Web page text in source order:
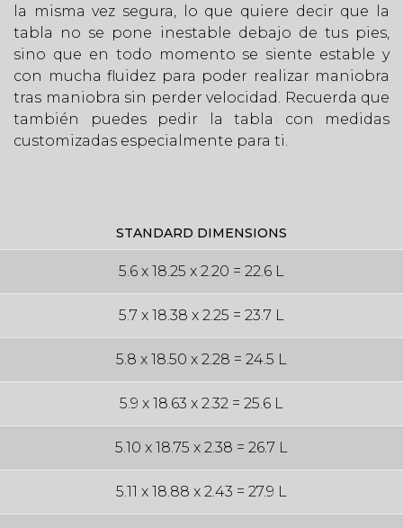
la misma vez segura, lo que quiere decir que la
tabla no se pone inestable debajo de tus pies,
sino que en todo momento se siente estable y
con mucha fluidez para poder realizar maniobra
tras maniobra sin perder velocidad. Recuerda que
también puedes pedir la tabla con medidas
customizadas especialmente para ti.
STANDARD DIMENSIONS
5.6 x 18.25 x 2.20 = 22.6 L
5.7 x 18.38 x 2.25 = 23.7 L
5.8 x 18.50 x 2.28 = 24.5 L
5.9 x 18.63 x 2.32 = 25.6 L
5.10 x 18.75 x 2.38 = 26.7 L
5.11 x 18.88 x 2.43 = 27.9 L